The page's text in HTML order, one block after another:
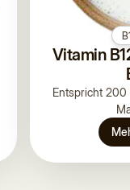
Vitamin
Entspricht 200